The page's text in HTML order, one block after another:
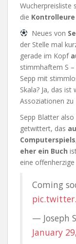
Wucherpreisliste
die
Neues von
der Stelle mal
gerade im Kopf
stimmhaftem S –
Sepp mit
Skala? Ja, das
Assoziationen zu
Sepp Blatter
getwittert, das
Computerspiels
eher ein Buch
eine offenherzige
Coming
— Joseph
January